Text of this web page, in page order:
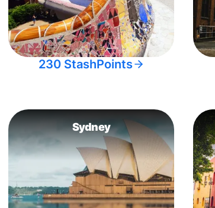
230 StashPoints
Sydney